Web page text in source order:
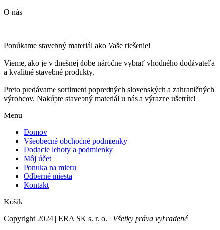
O nás
Ponúkame stavebný materiál ako Vaše riešenie!
Vieme, ako je v dnešnej dobe náročne vybrať vhodného dodávateľa
a kvalitné stavebné produkty.
Preto predávame sortiment popredných slovenských a zahraničných
výrobcov. Nakúpte stavebný materiál u nás a výrazne ušetríte!
Menu
Domov
Všeobecné obchodné podmienky
Dodacie lehoty a podmienky
Môj účet
Ponuka na mieru
Odberné miesta
Kontakt
Košík
Copyright 2024 | ERA SK s. r. o. | Všetky práva vyhradené